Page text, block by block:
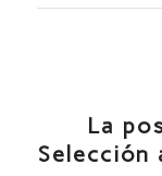
La
Selección